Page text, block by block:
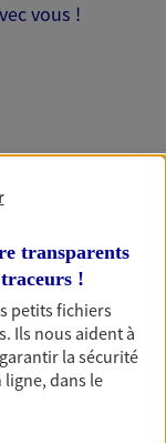
vous !
: achat
autour
et
transparents
!
petits fichiers
. Ils nous aident à
la sécurité
dans le